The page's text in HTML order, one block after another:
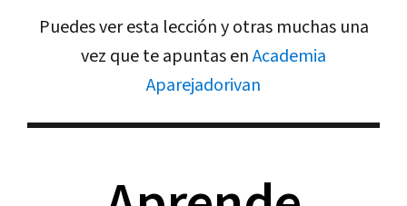
Puedes ver esta lección y otras muchas una
vez que te apuntas enAcademia
Aparejadorivan